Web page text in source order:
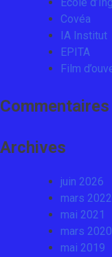
Covéa
IA Institut
EPITA
Film
Archives
juin 2026
mars 2022
mai 2021
mars 2020
mai 2019